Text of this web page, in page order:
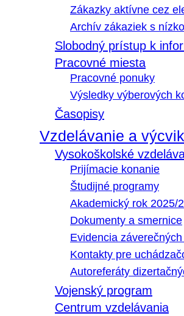
Zákazky aktívne cez
Archív zákaziek s
Slobodný prístup k
Pracovné miesta
Pracovné ponuky
Výsledky výberových
Časopisy
Vzdelávanie a výcvik
Vysokoškolské
Prijímacie konanie
Študijné programy
Akademický rok 2025/
Dokumenty a smernice
Evidencia
Kontakty pre
Autoreferáty
Vojenský program
Centrum vzdelávania